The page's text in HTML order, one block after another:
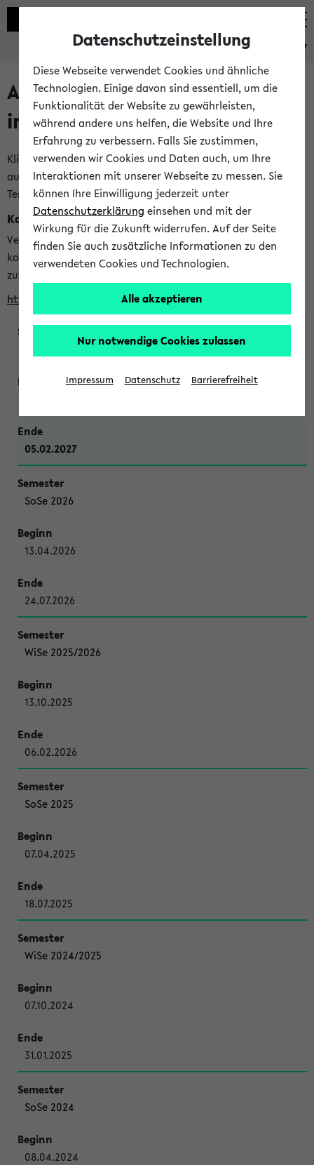
eKVV
Alle veröffentlichten Semester
im eKVV
Klicken Sie auf das Semester, welches Sie für Ihre Sitzung
auswählen möchten. Bitte beachten Sie auch die weiteren
Termine imKalender der Lehrplanung
Kalenderintegration
Verwenden Sie die folgende Adresse, um mit einer
kompatiblen Kalenderanwendung auf die Vorlesungszeiten
zuzugreifen (nähere Informationen
finden Sie hier
https://ekvv.uni-bielefeld.de/ws/calendar?vz
WiSe 2026/2027
05.02.2027
SoSe 2026
13.04.2026
24.07.2026
WiSe 2025/2026
13.10.2025
06.02.2026
SoSe 2025
07.04.2025
18.07.2025
WiSe 2024/2025
07.10.2024
31.01.2025
SoSe 2024
08.04.2024
Datenschutzeinstellung
Diese Webseite verwendet Cookies und ähnliche
Technologien. Einige davon sind essentiell, um die
Funktionalität der Website zu gewährleisten,
während andere uns helfen, die Website und Ihre
Erfahrung zu verbessern. Falls Sie zustimmen,
verwenden wir Cookies und Daten auch, um Ihre
Interaktionen mit unserer Webseite zu messen. Sie
können Ihre Einwilligung jederzeit unter
Datenschutzerklärung einsehen und mit der
Wirkung für die Zukunft widerrufen. Auf der Seite
finden Sie auch zusätzliche Informationen zu den
verwendeten Cookies und Technologien.
Alle akzeptieren
Nur notwendige Cookies zulassen
Impressum Datenschutz Barrierefreiheit